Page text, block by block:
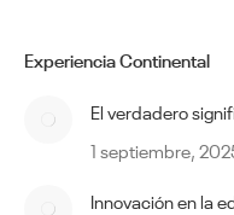
Experiencia Continental
El verdadero
1 septiembre,
Innovación en la